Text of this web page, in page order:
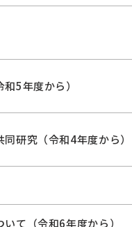
5年度から）
研究（令和4年度から）
て（令和6年度から）